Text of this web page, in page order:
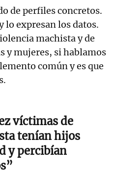
de perfiles concretos.
lo expresan los datos.
machista y de
y mujeres, si hablamos
común y es que
víctimas de
tenían hijos
y percibían